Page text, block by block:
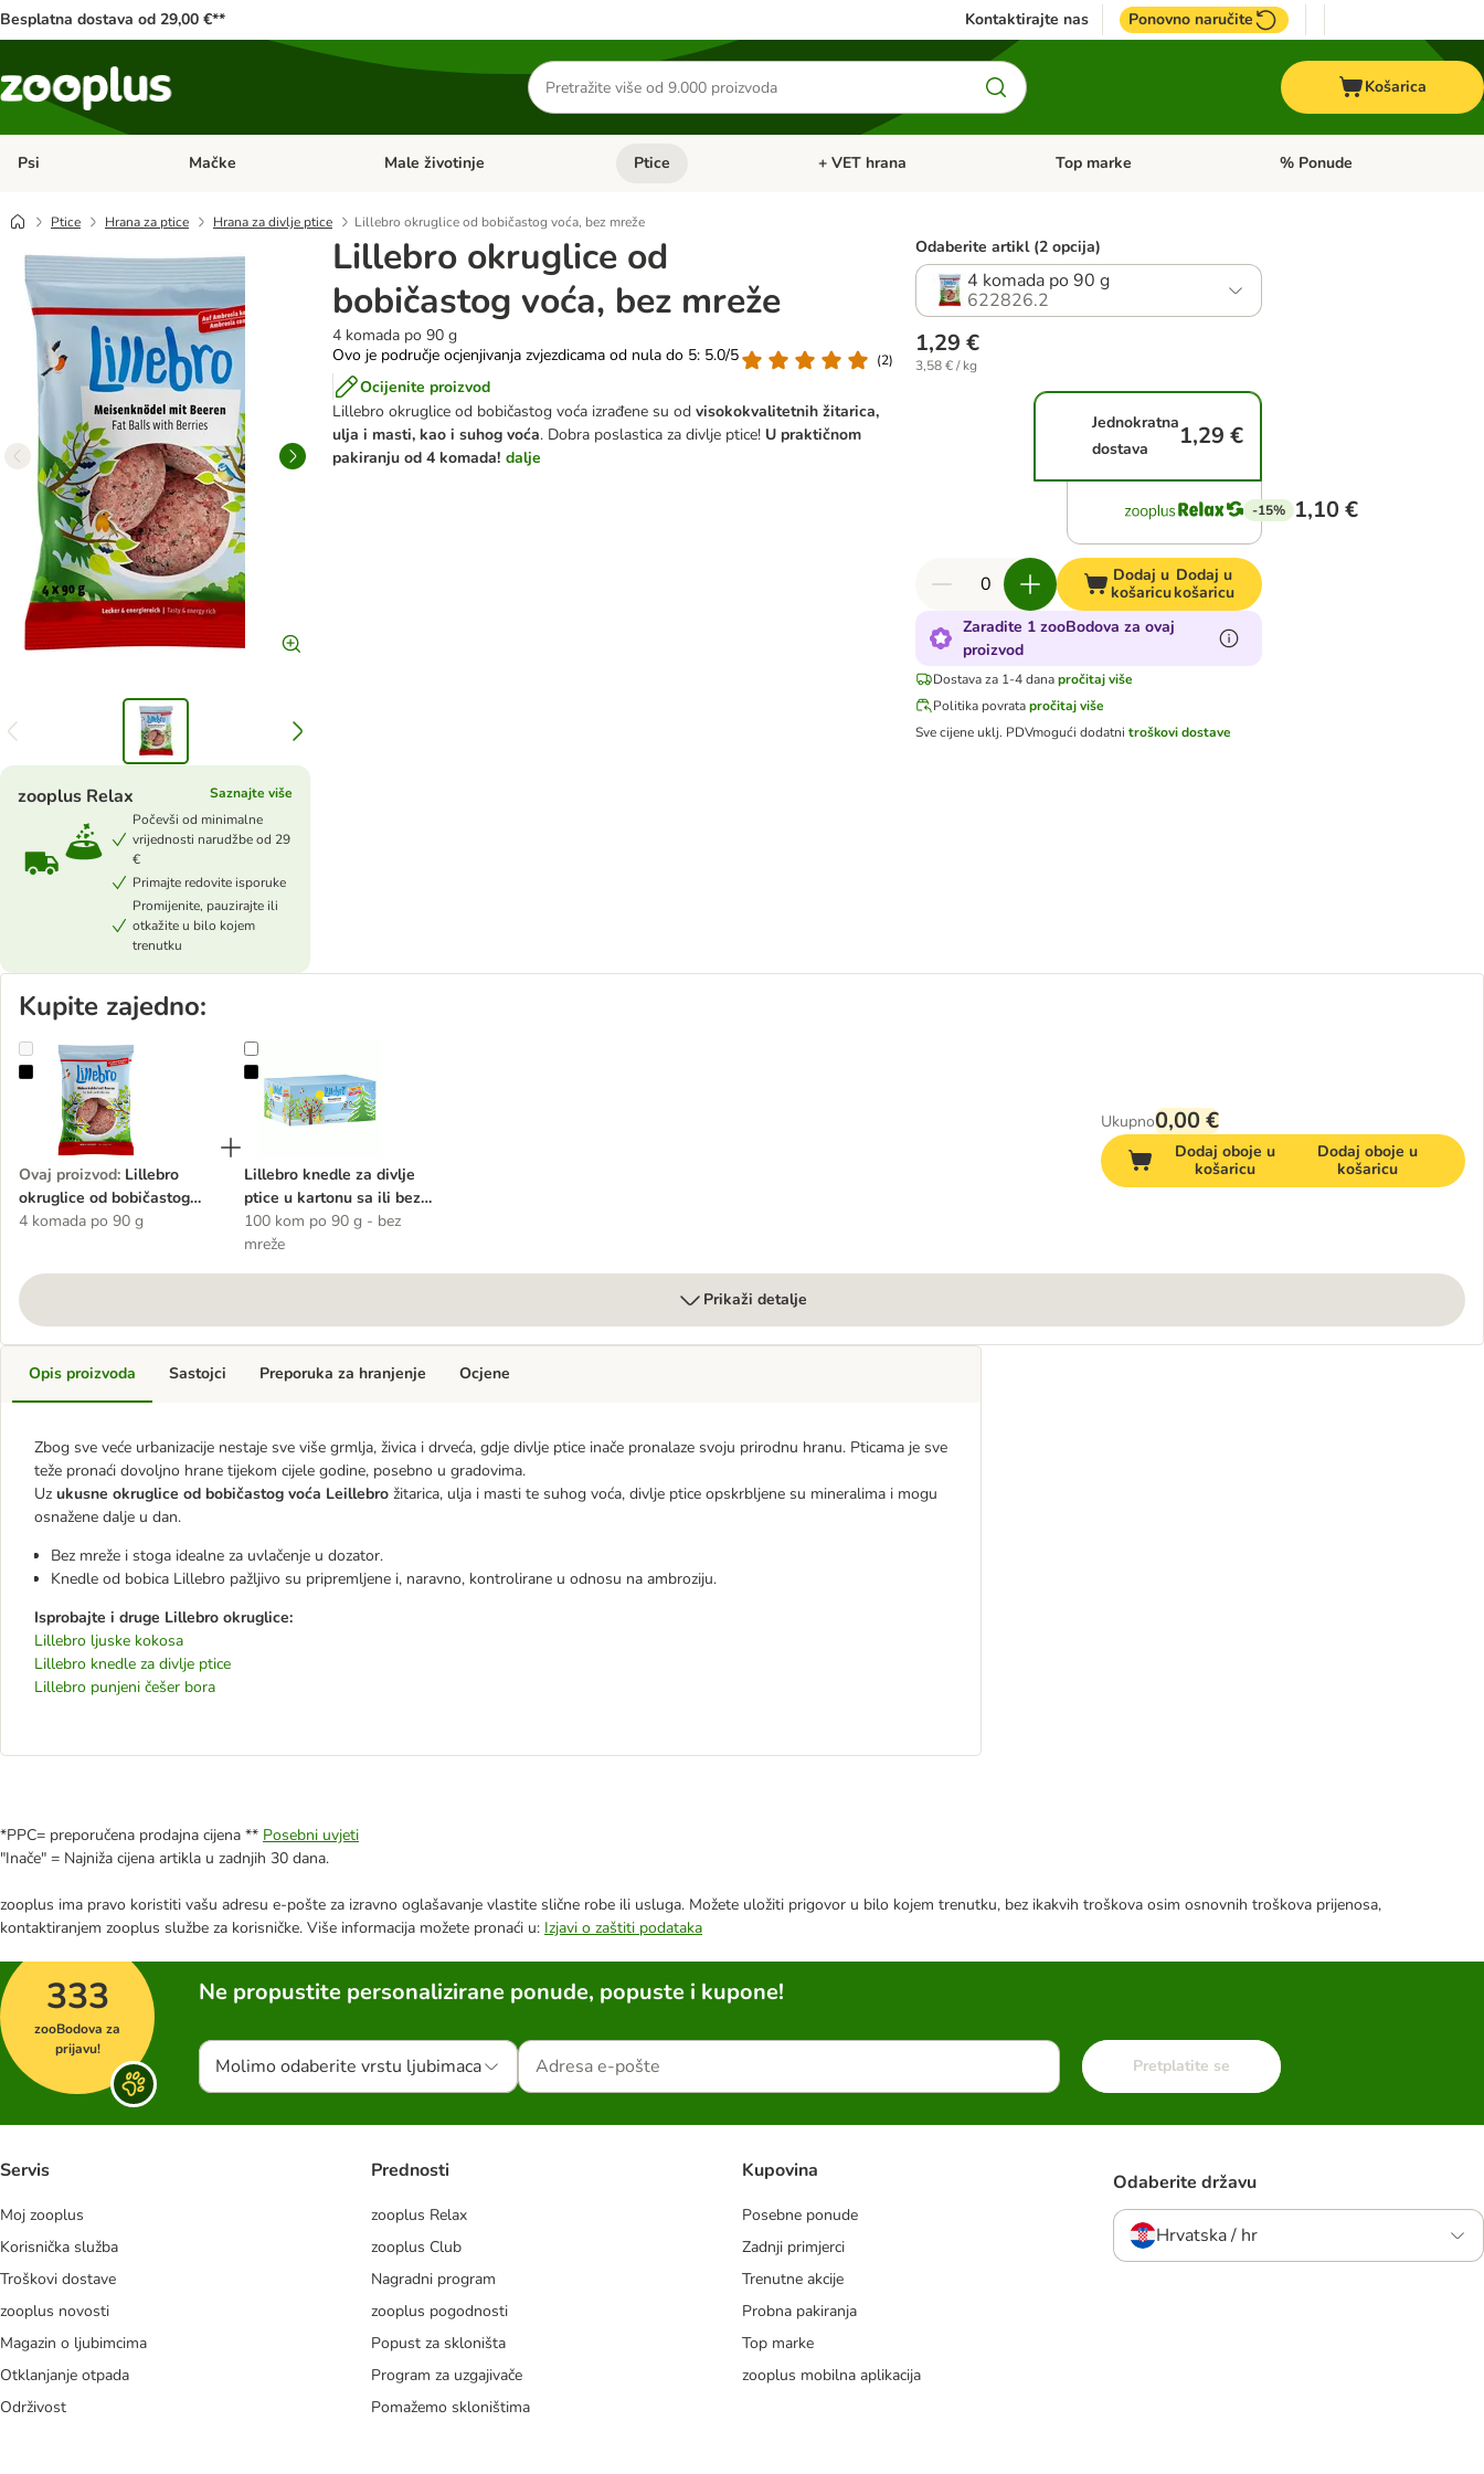
Besplatna dostava od 29,00 €** Kontaktirajte nas Ponovno naručite
Traži
proizvode
Košarica
Psi Pregled kategorija: Psi
Mačke Pregled kategorija: Mačke
Male životinje Pregled kategorija: Male životinje
Ptice Pregled kategorija: Ptice
+ VET hrana Pregled kategorija: + VET hrana
Top marke Pregled kategorija: Top marke
% Ponude
Ptice Hrana za ptice Hrana za divlje ptice Lillebro okruglice od bobičastog voća, bez mreže
Lillebro okruglice od
bobičastog voća, bez mreže
4 komada po 90 g
Ovo je područje ocjenjivanja zvjezdicama od nula do 5: 5.0/5
(2)
Ocijenite proizvod
Lillebro okruglice od bobičastog voća izrađene su odvisokokvalitetnih žitarica,
ulja i masti, kao i suhog voća. Dobra poslastica za divlje ptice! U praktičnom
pakiranju od 4 komada! dalje
zooplus Relax
Saznajte više
Počevši od minimalne
vrijednosti narudžbe od 29
€
Primajte redovite isporuke
Promijenite, pauzirajte ili
otkažite u bilo kojem
trenutku
Odaberite artikl (2 opcija)
4 komada po 90 g
622826.2
1,29 €
3,58 € / kg
Jednokratna
dostava
1,29 €
-15% 1,10 €
Dodaj u
košaricu
Dodaj u
košaricu
Zaradite 1 zooBodova za ovaj
proizvod
Dostava za 1-4 danapročitaj više
Politika povratapročitaj više
Sve cijene uklj. PDVmogući dodatnitroškovi dostave
Kupite zajedno:
Lillebro okruglice od bobičastog voća, bez mreže
Ovaj proizvod: Lillebro
okruglice od bobičastog
voća, bez mreže
4 komada po 90 g
Lillebro knedle za divlje ptice u kartonu sa ili bez mreže
Lillebro knedle za divlje
ptice u kartonu sa ili bez
mreže
100 kom po 90 g - bez
mreže
Ukupno0,00 €
Dodaj oboje u
košaricu
Dodaj oboje u
košaricu
Prikaži detalje
Opis proizvoda
Zbog sve veće urbanizacije nestaje sve više grmlja, živica i drveća, gdje divlje ptice inače pronalaze svoju prirodnu hranu. Pticama je sve
teže pronaći dovoljno hrane tijekom cijele godine, posebno u gradovima.
Uz ukusne okruglice od bobičastog voća Leillebro žitarica, ulja i masti te suhog voća, divlje ptice opskrbljene su mineralima i mogu
osnažene dalje u dan.
Bez mreže i stoga idealne za uvlačenje u dozator.
Knedle od bobica Lillebro pažljivo su pripremljene i, naravno, kontrolirane u odnosu na ambroziju.
Isprobajte i druge Lillebro okruglice:
Lillebro ljuske kokosa
Lillebro knedle za divlje ptice
Lillebro punjeni češer bora
Sastojci Preporuka za hranjenje Ocjene
*PPC= preporučena prodajna cijena ** Posebni uvjeti
"Inače" = Najniža cijena artikla u zadnjih 30 dana.
zooplus ima pravo koristiti vašu adresu e-pošte za izravno oglašavanje vlastite slične robe ili usluga. Možete uložiti prigovor u bilo kojem trenutku, bez ikakvih troškova osim osnovnih troškova prijenosa,
kontaktiranjem zooplus službe za korisničke. Više informacija možete pronaći u: Izjavi o zaštiti podataka
333
zooBodova za
prijavu!
Ne propustite personalizirane ponude, popuste i kupone!
Molimo odaberite vrstu ljubimaca Pretplatite se
Servis
Moj zooplus
Korisnička služba
Troškovi dostave
zooplus novosti
Magazin o ljubimcima
Otklanjanje otpada
Održivost
Prednosti
zooplus Relax
zooplus Club
Nagradni program
zooplus pogodnosti
Popust za skloništa
Program za uzgajivače
Pomažemo skloništima
Kupovina
Posebne ponude
Zadnji primjerci
Trenutne akcije
Probna pakiranja
Top marke
zooplus mobilna aplikacija
Odaberite državu
Hrvatska / hr